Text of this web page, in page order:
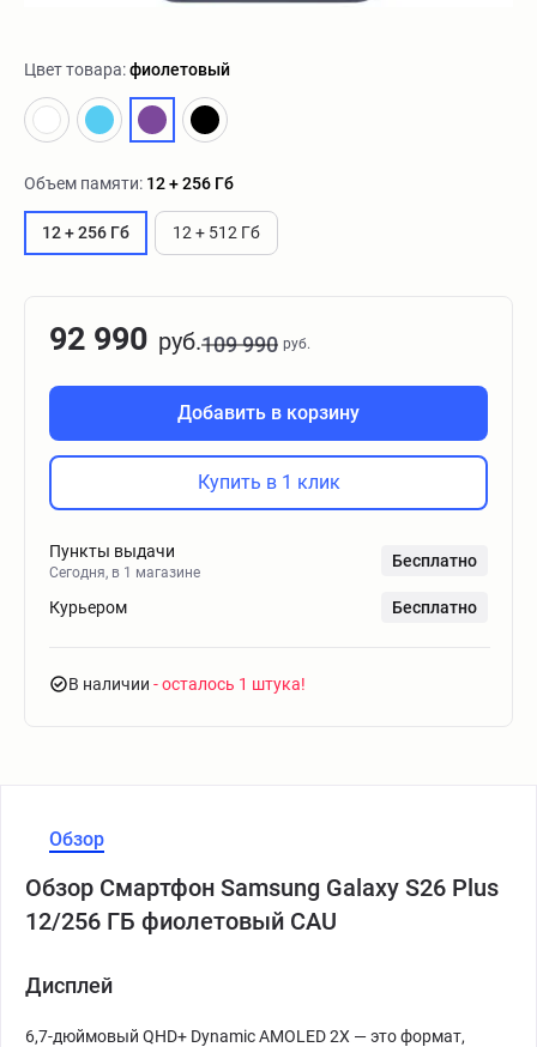
Цвет товара:фиолетовый
Объем памяти: 12 + 256 Гб
12 + 256 Гб 12 + 512 Гб
92 990 руб.109 990 руб.
Добавить в корзину
Купить в 1 клик
Пункты выдачи
Сегодня, в 1 магазине
Бесплатно
Курьером Бесплатно
В наличии - осталось 1 штука
Обзор
Обзор Смартфон Samsung Galaxy S26 Plus
12/256 ГБ фиолетовый CAU
Дисплей
6,7-дюймовый QHD+ Dynamic AMOLED 2X — это формат,